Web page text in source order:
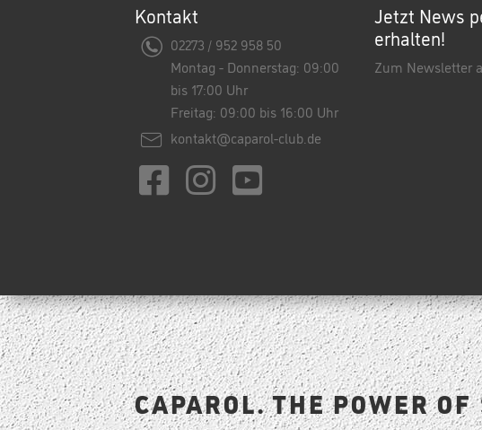
Kontakt
02273 / 952 958 50
Montag - Donnerstag: 09:00
bis 17:00 Uhr
Freitag: 09:00 bis 16:00 Uhr
kontakt@caparol-club.de
Jetzt News
erhalten!
Zum Newsletter
CAPAROL. THE POWER OF